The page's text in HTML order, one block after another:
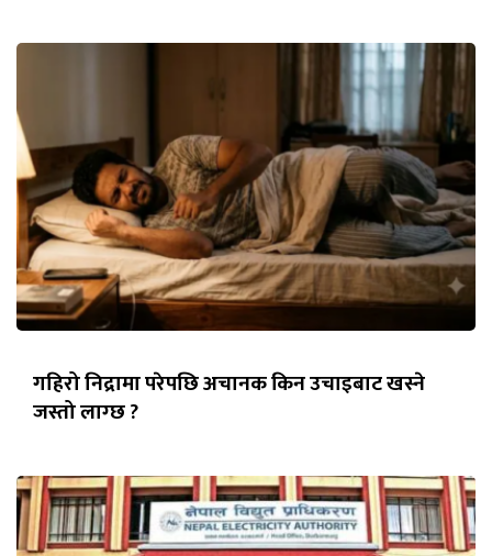
गहिरो निद्रामा परेपछि अचानक किन उचाइबाट खस्ने
जस्तो लाग्छ ?